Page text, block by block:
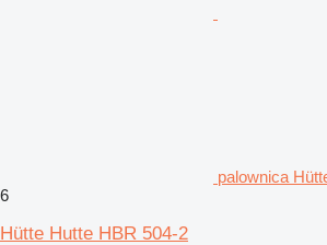
palownica
6
Hütte Hutte HBR 504-2